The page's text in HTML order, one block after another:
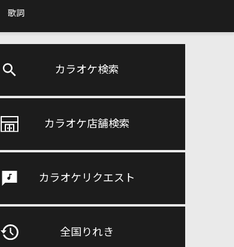
歌詞
カラオケ検索
カラオケ店舗検索
カラオケリクエスト
全国りれき